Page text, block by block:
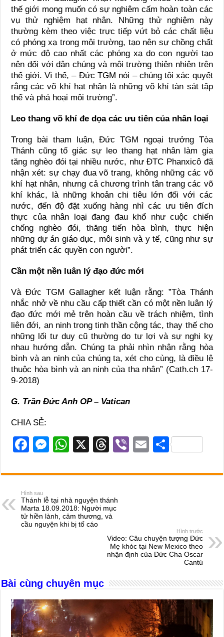
thế giới mong muốn có sự nghiêm cấm hoàn toàn các
vụ thử nghiệm hạt nhân. Những thử nghiệm này
thường kèm theo việc trực tiếp vứt bỏ các chất liệu
có phóng xạ trong môi trường, tạo nên sự chồng chất
ở mức độ cao nhất các phóng xạ do con người tạo
nên đối với dân chúng và môi trường thiên nhiên trên
thế giới. Vì thế, – Đức TGM nói – chúng tôi xác quyết
rằng các võ khí hạt nhân là những võ khí tàn sát tập
thể và phá hoại môi trường”.
Leo thang võ khí đe dọa các ưu tiên của nhân loại
Trong bài tham luận, Đức TGM ngoại trưởng Tòa
Thánh cũng tố giác sự leo thang hạt nhân làm gia
tăng nghèo đói tại nhiều nước, như ĐTC Phanxicô đã
nhận xét: sự chạy đua võ trang, không những các võ
khí hạt nhân, nhưng cả chương trình tân trang các võ
khí khác, là những khoản chi tiêu lớn đối với các
nước, đến độ đặt xuống hàng nhì các ưu tiên đích
thực của nhân loại đang đau khổ như cuộc chiến
chống nghèo đói, thăng tiến hòa bình, thực hiện
những dự án giáo dục, môi sinh và y tế, cũng như sự
phát triển các quyền con người”.
Cần một nền luân lý đạo đức mới
Và Đức TGM Gallagher kết luận rằng: ”Tòa Thánh
nhắc nhở về nhu cầu cấp thiết cần có một nền luân lý
đạo đức mới mẻ trên hoàn cầu về trách nhiệm, tình
liên đới, an ninh trong tinh thần cộng tác, thay thế cho
những lối tư duy cũ thường do tư lợi và sự nghi kỵ
nhau hướng dẫn. Chúng ta phải nhìn nhận rằng hòa
bình và an ninh của chúng ta, xét cho cùng, là điều lệ
thuộc hòa bình và an ninh của tha nhân” (Cath.ch 17-
9-2018)
G. Trần Đức Anh OP – Vatican
CHIA SẺ:
F
c
e
b
o
M
ss
n
g
W
at
A
p
X
T
e
d
s
Vi
er
E
ail
S
ar
Hình sau
Thánh lễ tại nhà nguyện thánh
Marta 18.09.2018: Người mục
tử hiền lành, cảm thương, và
cầu nguyện khi bị tố cáo
Hình trước
Video: Câu chuyện tượng Đức
Mẹ khóc tại New Mexico theo
nhận định của Đức Cha Oscar
Cantú
Bài cùng chuyên mục